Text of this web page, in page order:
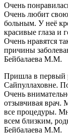
Очень
Очень любит
больным. У неё
красивые глаза и
Очень нравятся
причины
Бейбалаева М.М.
Пришла в первый
Сайпуллаховне.
Очень
отзывчивая врач.
все процедуры.
всем близким,
Бейбалаева М.М.